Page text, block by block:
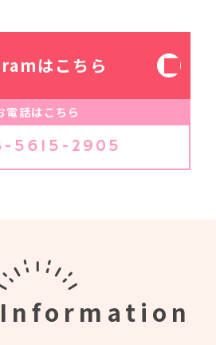
はこちら
電話はこちら
5615-2905